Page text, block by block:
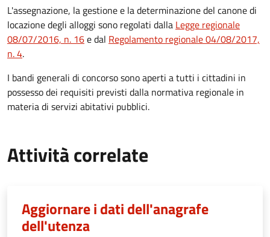
L'assegnazione, la gestione e la determinazione del canone di
locazione degli alloggi sono regolati dalla Legge regionale
08/07/2016, n. 16e dal Regolamento regionale 04/08/2017,
n. 4.
I bandi generali di concorso sono aperti a tutti i cittadini in
possesso dei requisiti previsti dalla normativa regionale in
materia di servizi abitativi pubblici.
Attività correlate
Aggiornare i dati dell'anagrafe
dell'utenza